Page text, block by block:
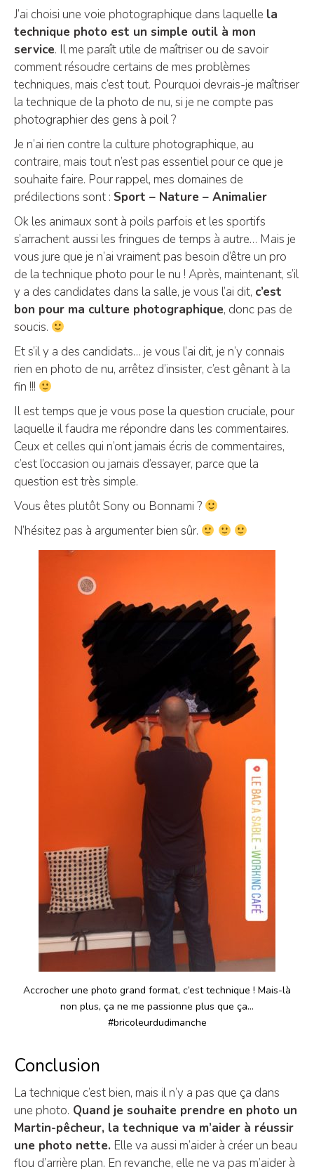
J’ai choisi une voie photographique dans laquelle la
technique photo est un simple outil à mon
service. Il me paraît utile de maîtriser ou de savoir
comment résoudre certains de mes problèmes
techniques, mais c’est tout. Pourquoi devrais-je maîtriser
la technique de la photo de nu, si je ne compte pas
photographier des gens à poil ?
Je n’ai rien contre la culture photographique, au
contraire, mais tout n’est pas essentiel pour ce que je
souhaite faire. Pour rappel, mes domaines de
prédilections sont : Sport – Nature – Animalier
Ok les animaux sont à poils parfois et les sportifs
s’arrachent aussi les fringues de temps à autre… Mais je
vous jure que je n’ai vraiment pas besoin d’être un pro
de la technique photo pour le nu ! Après, maintenant, s’il
y a des candidates dans la salle, je vous l’ai dit, c’est
bon pour ma culture photographique, donc pas de
soucis.
Et s’il y a des candidats… je vous l’ai dit, je n’y connais
rien en photo de nu, arrêtez d’insister, c’est gênant à la
fin !!!
Il est temps que je vous pose la question cruciale, pour
laquelle il faudra me répondre dans les commentaires.
Ceux et celles qui n’ont jamais écris de commentaires,
c’est l’occasion ou jamais d’essayer, parce que la
question est très simple.
Vous êtes plutôt Sony ou Bonnami ?
N’hésitez pas à argumenter bien sûr.
Accrocher une photo grand format, c’est technique ! Mais-là
non plus, ça ne me passionne plus que ça…
#bricoleurdudimanche
Conclusion
La technique c’est bien, mais il n’y a pas que ça dans
une photo. Quand je souhaite prendre en photo un
Martin-pêcheur, la technique va m’aider à réussir
une photo nette. Elle va aussi m’aider à créer un beau
flou d’arrière plan. En revanche, elle ne va pas m’aider à